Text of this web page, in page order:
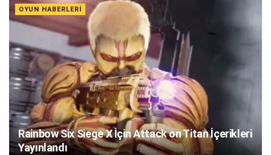
OYUN HABERLERI
Rainbow Six Siege X İçin Attack on Titan İçerikleri
Yayınlandı